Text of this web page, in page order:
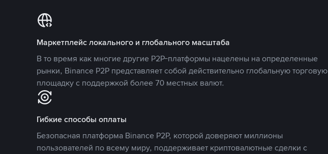
Маркетплейс локального и глобального масштаба
В то время как многие другие P2P-платформы нацелены на определенные
рынки, Binance P2P представляет собой действительно глобальную торговую
площадку с поддержкой более 70 местных валют.
Гибкие способы оплаты
Безопасная платформа Binance P2P, которой доверяют миллионы
пользователей по всему миру, поддерживает криптовалютные сделки с